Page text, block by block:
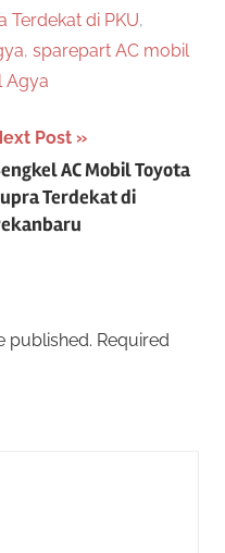
Terdekat di PKU,
, sparepart AC mobil
Agya
Post
AC Mobil Toyota
Terdekat di
published. Required